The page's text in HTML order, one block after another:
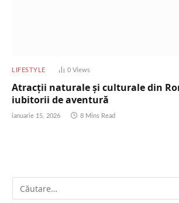
LIFESTYLE 0 Views
Atracții naturale și culturale din
iubitorii de aventură
ianuarie 15, 2026 8 Mins Read